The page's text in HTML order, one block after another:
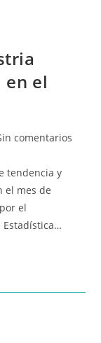
el
comentarios
tendencia y
el mes de
el